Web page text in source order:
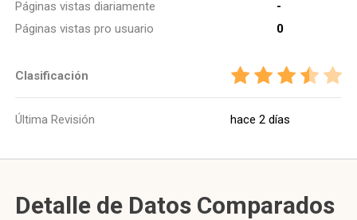
Páginas vistas diariamente
-
Páginas vistas pro usuario
0
Clasificación
Última Revisión hace 2 días
Detalle de Datos Comparados